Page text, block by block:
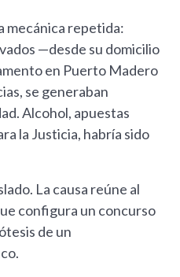
mecánica repetida:
—desde su domicilio
en Puerto Madero
se generaban
Alcohol, apuestas
la Justicia, habría sido
La causa reúne al
configura un concurso
de un